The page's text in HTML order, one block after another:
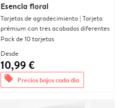
Esencia floral
Tarjetas de agradecimiento | Tarjeta
prémium con tres acabados diferentes
Pack de 10 tarjetas
Desde
10,99 €
offers Precios bajos cada día